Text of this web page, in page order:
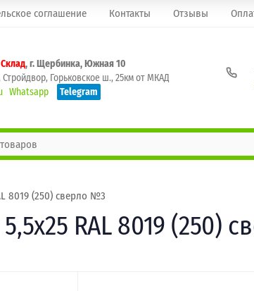
соглашение Контакты Отзывы
, г. Щербинка, Южная 10
Горьковское ш., 25км от МКАД
Whatsapp Telegram
8019 (250) сверло №3
RAL 8019 (250)